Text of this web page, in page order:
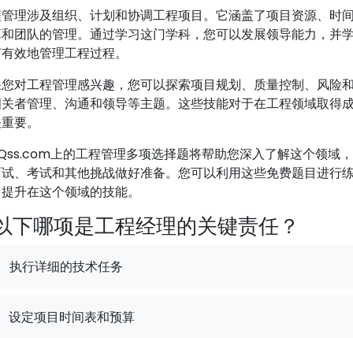
理涉及组织、计划和协调工程项目。它涵盖了项目资源、时
团队的管理。通过学习这门学科，您可以发展领导能力，并
效地管理工程过程。
对工程管理感兴趣，您可以探索项目规划、质量控制、风险
者管理、沟通和领导等主题。这些技能对于在工程领域取得
要。
上的工程管理多项选择题将帮助您深入了解这个领域
、考试和其他挑战做好准备。您可以利用这些免费题目进行
升在这个领域的技能。
下哪项是工程经理的关键责任？
执行详细的技术任务
设定项目时间表和预算